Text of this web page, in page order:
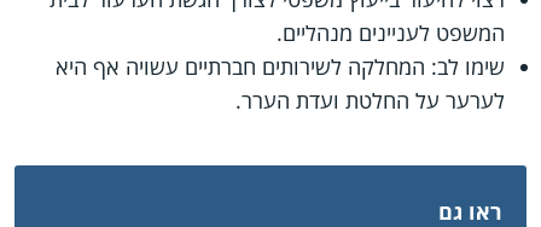
המשפט לעניינים מנהליים.
שימו לב: המחלקה לשירותים חברתיים עשויה אף היא
לערער על החלטת ועדת הערר.
ראו גם